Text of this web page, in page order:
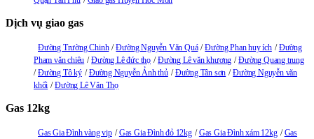
Dịch vụ giao gas
Đường Trường Chinh Đường Nguyễn Văn Quá Đường Phan huy ích
Đường
Pham văn chiêu
Đường Lê đức thọ Đường Lê văn khương
Đường Quang trung
Đường Tô ký
Đường Nguyễn Ảnh thủ Đường Tân sơn
Đường Nguyễn văn
khối
Đường Lê Văn Thọ
Gas 12kg
Gas Gia Đình vàng vip Gas Gia Đình đỏ 12kg Gas Gia Đình xám 12kg
Gas